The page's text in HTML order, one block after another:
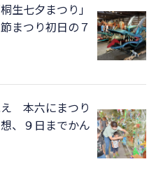
生七夕まつり」
まつり初日の７
本六にまつり
、９日までかん